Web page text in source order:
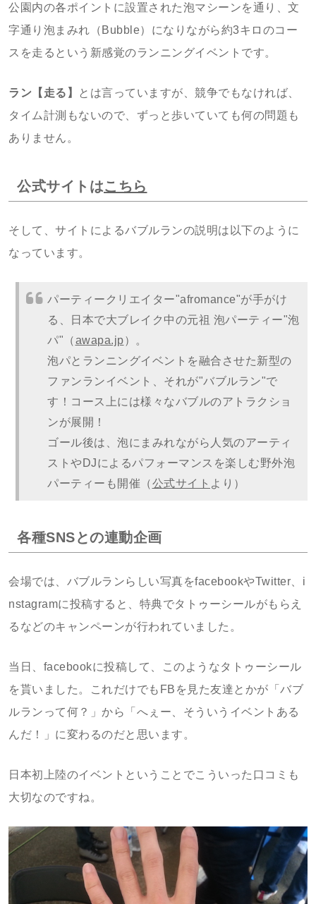
公園内の各ポイントに設置された泡マシーンを通り、文
字通り泡まみれ（Bubble）になりながら約3キロのコー
スを走るという新感覚のランニングイベントです。
ラン【走る】
とは言っていますが、競争でもなければ、
タイム計測もないので、ずっと歩いていても何の問題も
ありません。
公式サイトはこちら
そして、サイトによるバブルランの説明は以下のように
なっています。
パーティークリエイター"afromance"が手がけ
る、日本で大ブレイク中の元祖 泡パーティー"泡
パ"（awapa.jp）。
泡パとランニングイベントを融合させた新型の
ファンランイベント、それが"バブルラン"で
す！コース上には様々なバブルのアトラクショ
ンが展開！
ゴール後は、泡にまみれながら人気のアーティ
ストやDJによるパフォーマンスを楽しむ野外泡
パーティーも開催（公式サイト より）
各種SNSとの連動企画
会場では、バブルランらしい写真をfacebookやTwitter、i
nstagramに投稿すると、特典でタトゥーシールがもらえ
るなどのキャンペーンが行われていました。
当日、facebookに投稿して、このようなタトゥーシール
を貰いました。これだけでもFBを見た友達とかが「バブ
ルランって何？」から「へぇー、そういうイベントある
んだ！」に変わるのだと思います。
日本初上陸のイベントということでこういった口コミも
大切なのですね。